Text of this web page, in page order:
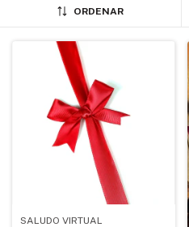
ORDENAR
SALUDO VIRTUAL